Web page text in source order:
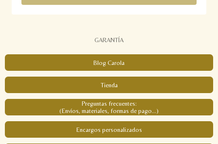
GARANTÍA
Blog Carola
Tienda
Preguntas frecuentes:
(Envíos, materiales, formas de pago...)
Encargos personalizados